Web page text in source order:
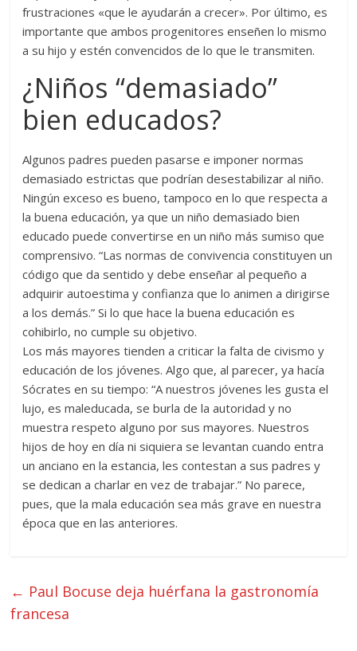
frustraciones «que le ayudarán a crecer». Por último, es
importante que ambos progenitores enseñen lo mismo
a su hijo y estén convencidos de lo que le transmiten.
¿Niños “demasiado”
bien educados?
Algunos padres pueden pasarse e imponer normas
demasiado estrictas que podrían desestabilizar al niño.
Ningún exceso es bueno, tampoco en lo que respecta a
la buena educación, ya que un niño demasiado bien
educado puede convertirse en un niño más sumiso que
comprensivo. “Las normas de convivencia constituyen un
código que da sentido y debe enseñar al pequeño a
adquirir autoestima y confianza que lo animen a dirigirse
a los demás.” Si lo que hace la buena educación es
cohibirlo, no cumple su objetivo.
Los más mayores tienden a criticar la falta de civismo y
educación de los jóvenes. Algo que, al parecer, ya hacía
Sócrates en su tiempo: “A nuestros jóvenes les gusta el
lujo, es maleducada, se burla de la autoridad y no
muestra respeto alguno por sus mayores. Nuestros
hijos de hoy en día ni siquiera se levantan cuando entra
un anciano en la estancia, les contestan a sus padres y
se dedican a charlar en vez de trabajar.” No parece,
pues, que la mala educación sea más grave en nuestra
época que en las anteriores.
← Paul Bocuse deja huérfana la gastronomía
francesa